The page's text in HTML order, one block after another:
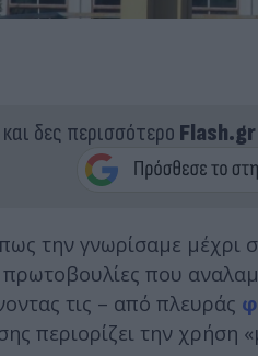
δες περισσότερο Flash.gr
την γνωρίσαμε μέχρι
που
τις – από πλευράς
περιορίζει την χρήση